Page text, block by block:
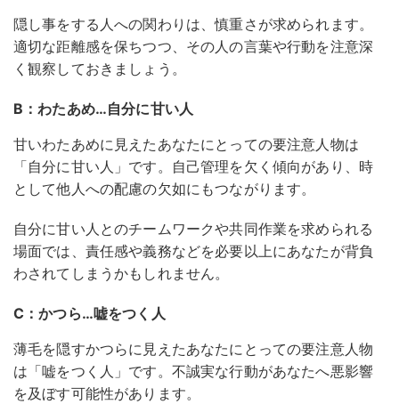
隠し事をする人への関わりは、慎重さが求められます。
適切な距離感を保ちつつ、その人の言葉や行動を注意深
く観察しておきましょう。
B：わたあめ…自分に甘い人
甘いわたあめに見えたあなたにとっての要注意人物は
「自分に甘い人」です。自己管理を欠く傾向があり、時
として他人への配慮の欠如にもつながります。
自分に甘い人とのチームワークや共同作業を求められる
場面では、責任感や義務などを必要以上にあなたが背負
わされてしまうかもしれません。
C：かつら…嘘をつく人
薄毛を隠すかつらに見えたあなたにとっての要注意人物
は「嘘をつく人」です。不誠実な行動があなたへ悪影響
を及ぼす可能性があります。